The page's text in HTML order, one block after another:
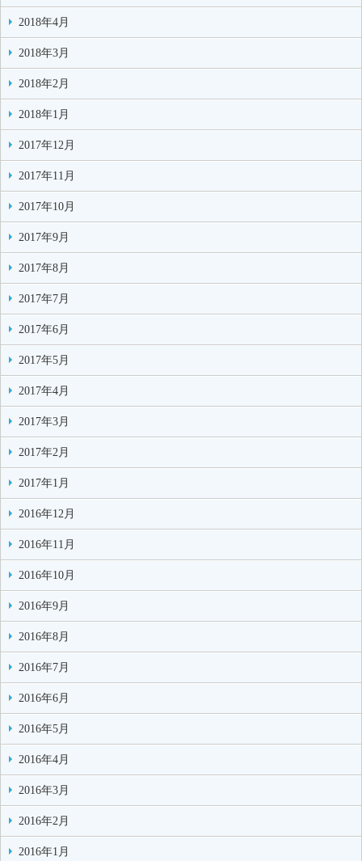
2018年4月
2018年3月
2018年2月
2018年1月
2017年12月
2017年11月
2017年10月
2017年9月
2017年8月
2017年7月
2017年6月
2017年5月
2017年4月
2017年3月
2017年2月
2017年1月
2016年12月
2016年11月
2016年10月
2016年9月
2016年8月
2016年7月
2016年6月
2016年5月
2016年4月
2016年3月
2016年2月
2016年1月